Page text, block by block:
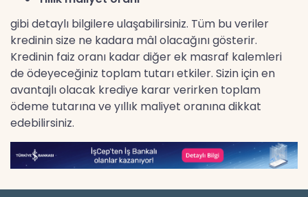
gibi detaylı bilgilere ulaşabilirsiniz. Tüm bu veriler
kredinin size ne kadara mâl olacağını gösterir.
Kredinin faiz oranı kadar diğer ek masraf kalemleri
de ödeyeceğiniz toplam tutarı etkiler. Sizin için en
avantajlı olacak krediye karar verirken toplam
ödeme tutarına ve yıllık maliyet oranına dikkat
edebilirsiniz.